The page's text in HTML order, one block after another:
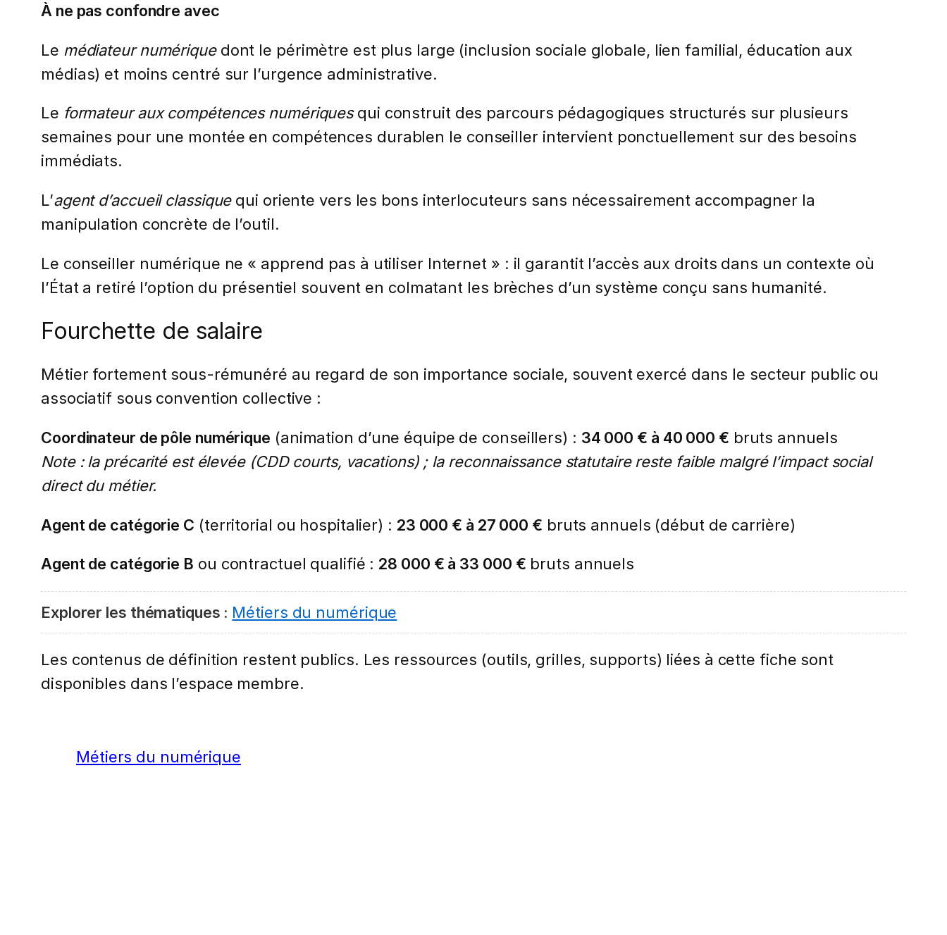
À ne pas confondre avec
Le médiateur numériquedont le périmètre est plus large (inclusion sociale globale, lien familial, éducation aux
médias) et moins centré sur l’urgence administrative.
Le formateur aux compétences numériquesqui construit des parcours pédagogiques structurés sur plusieurs
semaines pour une montée en compétences durablen le conseiller intervient ponctuellement sur des besoins
immédiats.
L’agent d’accueil classiquequi oriente vers les bons interlocuteurs sans nécessairement accompagner la
manipulation concrète de l’outil.
Le conseiller numérique ne « apprend pas à utiliser Internet » : il garantit l’accès aux droits dans un contexte où
l’État a retiré l’option du présentiel souvent en colmatant les brèches d’un système conçu sans humanité.
Fourchette de salaire
Métier fortement sous-rémunéré au regard de son importance sociale, souvent exercé dans le secteur public ou
associatif sous convention collective :
Coordinateur de pôle numérique (animation d’une équipe de conseillers) : 34 000 € à 40 000 € bruts annuels
Note : la précarité est élevée (CDD courts, vacations) ; la reconnaissance statutaire reste faible malgré l’impact social
direct du métier.
Agent de catégorie C (territorial ou hospitalier) : 23 000 € à 27 000 € bruts annuels (début de carrière)
Agent de catégorie B ou contractuel qualifié : 28 000 € à 33 000 € bruts annuels
Explorer les thématiques : Métiers du numérique
Les contenus de définition restent publics. Les ressources (outils, grilles, supports) liées à cette fiche sont
disponibles dans l’espace membre.
Métiers du numérique